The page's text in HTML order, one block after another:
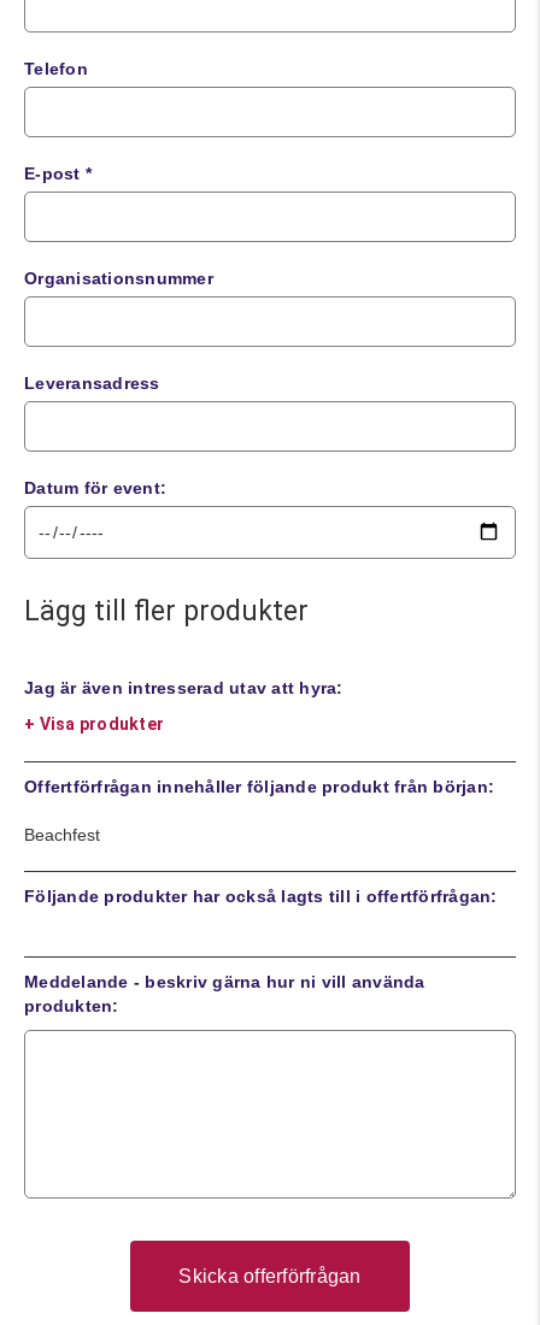
Telefon
E-post *
Organisationsnummer
Leveransadress
Datum för event:
Lägg till fler produkter
Jag är även intresserad utav att hyra:
+ Visa produkter
Offertförfrågan innehåller följande produkt från början:
Beachfest
Följande produkter har också lagts till i offertförfrågan:
Meddelande - beskriv gärna hur ni vill använda
produkten: